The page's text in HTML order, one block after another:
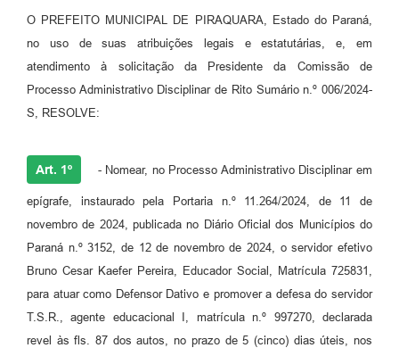
O PREFEITO MUNICIPAL DE PIRAQUARA, Estado do Paraná,
no uso de suas atribuições legais e estatutárias, e, em
atendimento à solicitação da Presidente da Comissão de
Processo Administrativo Disciplinar de Rito Sumário n.º 006/2024-
S, RESOLVE:
Art. 1º - Nomear, no Processo Administrativo Disciplinar em
epígrafe, instaurado pela Portaria n.º 11.264/2024, de 11 de
novembro de 2024, publicada no Diário Oficial dos Municípios do
Paraná n.º 3152, de 12 de novembro de 2024, o servidor efetivo
Bruno Cesar Kaefer Pereira, Educador Social, Matrícula 725831,
para atuar como Defensor Dativo e promover a defesa do servidor
T.S.R., agente educacional I, matrícula n.º 997270, declarada
revel às fls. 87 dos autos, no prazo de 5 (cinco) dias úteis, nos